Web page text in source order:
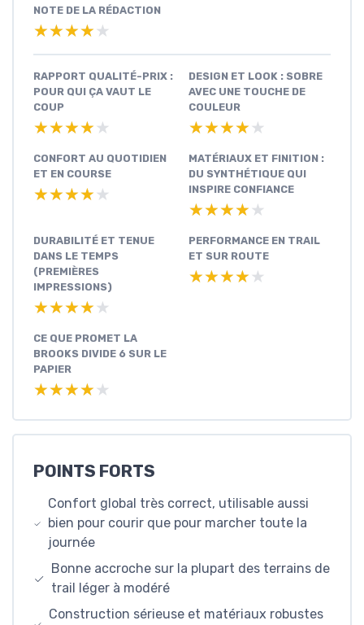
NOTE DE LA RÉDACTION
★★★★★
★★★★★
RAPPORT QUALITÉ-PRIX :
POUR QUI ÇA VAUT LE
COUP
★★★★★
★★★★★
DESIGN ET LOOK : SOBRE
AVEC UNE TOUCHE DE
COULEUR
★★★★★
★★★★★
CONFORT AU QUOTIDIEN
ET EN COURSE
★★★★★
★★★★★
MATÉRIAUX ET FINITION :
DU SYNTHÉTIQUE QUI
INSPIRE CONFIANCE
★★★★★
★★★★★
DURABILITÉ ET TENUE
DANS LE TEMPS
(PREMIÈRES
IMPRESSIONS)
★★★★★
★★★★★
PERFORMANCE EN TRAIL
ET SUR ROUTE
★★★★★
★★★★★
CE QUE PROMET LA
BROOKS DIVIDE 6 SUR LE
PAPIER
★★★★★
★★★★★
POINTS FORTS
Confort global très correct, utilisable aussi
bien pour courir que pour marcher toute la
journée
Bonne accroche sur la plupart des terrains de
trail léger à modéré
Construction sérieuse et matériaux robustes